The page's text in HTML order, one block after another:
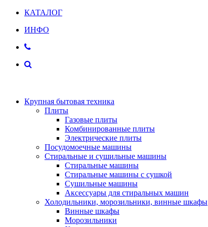
КАТАЛОГ
ИНФО
Крупная бытовая техника
Плиты
Газовые плиты
Комбинированные плиты
Электрические плиты
Посудомоечные машины
Стиральные и сушильные машины
Стиральные машины
Стиральные машины с сушкой
Сушильные машины
Аксессуары для стиральных машин
Холодильники, морозильники, винные шкафы
Винные шкафы
Морозильники